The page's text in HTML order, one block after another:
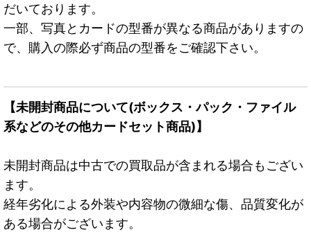
だいております。
一部、写真とカードの型番が異なる商品がありますの
で、購入の際必ず商品の型番をご確認下さい。
【未開封商品について(ボックス・パック・ファイル
系などのその他カードセット商品)】
未開封商品は中古での買取品が含まれる場合もござい
ます。
経年劣化による外装や内容物の微細な傷、品質変化が
ある場合がございます。